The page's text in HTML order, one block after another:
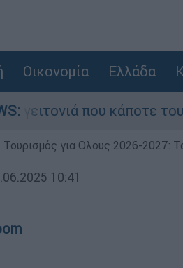
Οικονομία Ελλάδα
που κάποτε τους
Τουρισμός για Ολους 2026-2027:
10:41